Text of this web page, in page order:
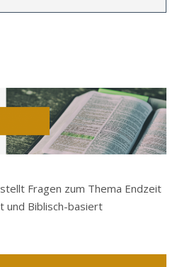
Fragen zum Thema Endzeit
und Biblisch-basiert